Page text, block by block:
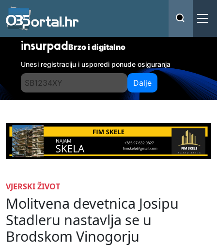
insurpadBrzo i digitalno
Unesi registraciju i usporedi ponude osiguranja
Dalje
VJERSKI ŽIVOT
Molitvena devetnica Josipu
Stadleru nastavlja se u
Brodskom Vinogorju